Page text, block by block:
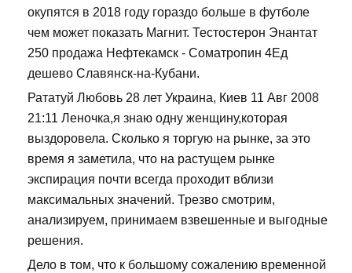
окупятся в 2018 году гораздо больше в футболе
чем может показать Магнит. Тестостерон Энантат
250 продажа Нефтекамск - Cоматропин 4Ед
дешево Славянск-на-Кубани.
Рататуй Любовь 28 лет Украина, Киев 11 Авг 2008
21:11 Леночка,я знаю одну женщину,которая
выздоровела. Сколько я торгую на рынке, за это
время я заметила, что на растущем рынке
экспирация почти всегда проходит вблизи
максимальных значений. Трезво смотрим,
анализируем, принимаем взвешенные и выгодные
решения.
Дело в том, что к большому сожалению временной